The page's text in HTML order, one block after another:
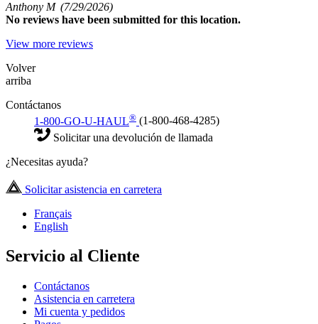
Anthony M (7/29/2026)
No reviews have been submitted for this location.
View more reviews
Volver
arriba
Contáctanos
1-800-GO-U-HAUL® (1-800-468-4285)
Solicitar una devolución de llamada
¿Necesitas ayuda?
Solicitar asistencia en carretera
Français
English
Servicio al Cliente
Contáctanos
Asistencia en carretera
Mi cuenta y pedidos